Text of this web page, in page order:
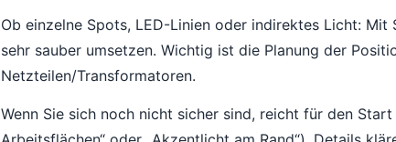
Ob einzelne Spots, LED-Linien oder indirektes Licht:
sehr sauber umsetzen. Wichtig ist die Planung der
Netzteilen/Transformatoren.
Wenn Sie sich noch nicht sicher sind, reicht für den